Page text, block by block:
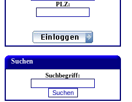
PLZ:
Suchen
Suchbegriff: